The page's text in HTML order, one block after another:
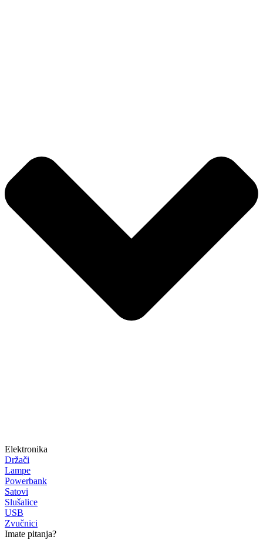
Elektronika
Držači
Lampe
Powerbank
Satovi
Slušalice
USB
Zvučnici
Imate pitanja?